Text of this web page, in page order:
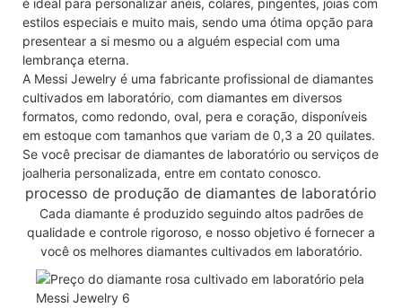
estilos especiais e muito mais, sendo uma ótima opção para
presentear a si mesmo ou a alguém especial com uma
lembrança eterna.
A Messi Jewelry é uma fabricante profissional de diamantes
cultivados em laboratório, com diamantes em diversos
formatos, como redondo, oval, pera e coração, disponíveis
em estoque com tamanhos que variam de 0,3 a 20 quilates.
Se você precisar de diamantes de laboratório ou serviços de
joalheria personalizada, entre em contato conosco.
processo de produção de diamantes de laboratório
Cada diamante é produzido seguindo altos padrões de
qualidade e controle rigoroso, e nosso objetivo é fornecer a
você os melhores diamantes cultivados em laboratório.